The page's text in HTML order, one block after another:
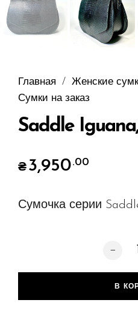
Главная / Женские
Сумки на заказ
Saddle
₴3,950.00
Сумочка серии
В